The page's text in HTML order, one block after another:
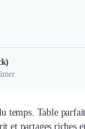
temps. Table
et partages riches